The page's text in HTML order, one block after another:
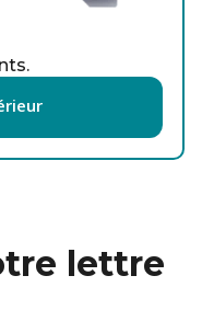
lettre